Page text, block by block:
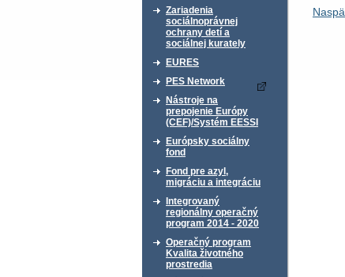
Zariadenia
sociálnoprávnej
ochrany detí a
sociálnej kurately
EURES
PES Network
Nástroje na
prepojenie Európy
(CEF)/Systém EESSI
Európsky sociálny
fond
Fond pre azyl,
migráciu a integráciu
Integrovaný
regionálny operačný
program 2014 - 2020
Operačný program
Kvalita životného
prostredia